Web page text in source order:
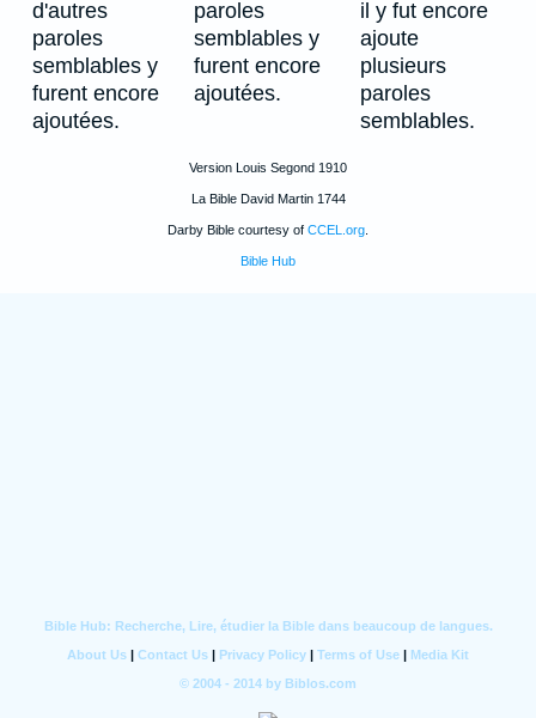
d'autres
paroles
semblables y
furent encore
ajoutées.
paroles
semblables y
furent encore
ajoutées.
il y fut encore
ajoute
plusieurs
paroles
semblables.
Version Louis Segond 1910
La Bible David Martin 1744
Darby Bible courtesy of CCEL.org
Bible Hub